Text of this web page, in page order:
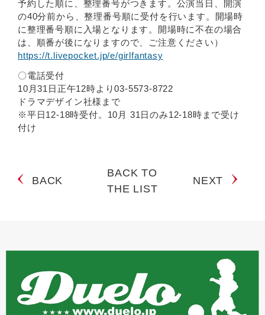
予約した順に、整理番号がつきます。公演当日、開演
の40分前から、整理番号順に受付を行います。開場時
に整理番号順に入場となります。開場時に不在の場合
は、順番が後になりますので、ご注意ください）
https://t.livepocket.jp/e/girlfantasy
〇電話受付
10月31日正午12時より03-5573-8722
ドラマデザイン社様まで
※平日12-18時受付。10月 31日のみ12-18時まで受け
付け
BACK
BACK TO
THE LIST
NEXT